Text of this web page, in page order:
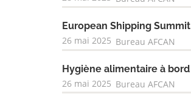
European Shipping Summit
26 mai 2025 Bureau AFCAN
Hygiène alimentaire à bord
26 mai 2025 Bureau AFCAN